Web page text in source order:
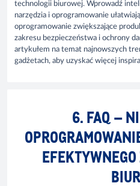
technologii biurowej. Wprowadź
narzędzia i oprogramowanie
oprogramowanie zwiększające
zakresu bezpieczeństwa i ochrony
artykułem na temat najnowszych
gadżetach, aby uzyskać więcej
6. FAQ –